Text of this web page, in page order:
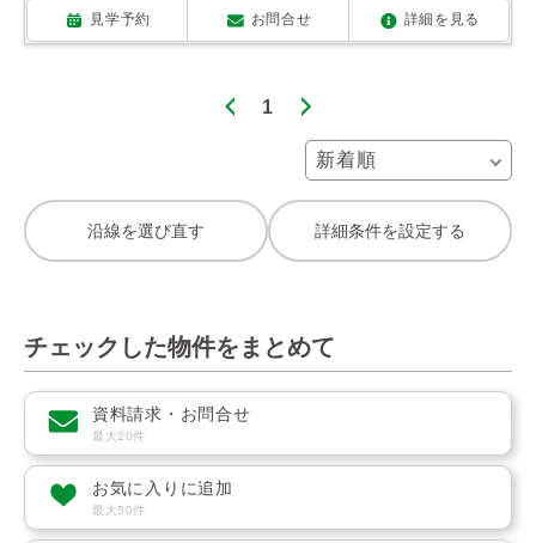
見学予約 お問合せ 詳細を見る
1
沿線を選び直す 詳細条件を設定する
チェックした物件をまとめて
資料請求・お問合せ
最大20件
お気に入りに追加
最大50件